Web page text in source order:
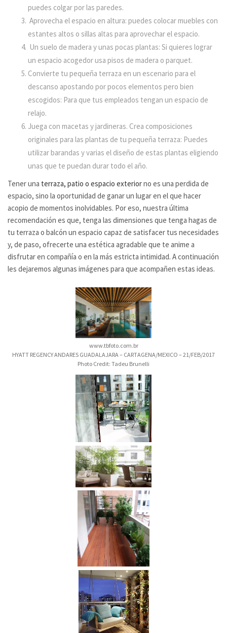
puedes colgar por las paredes.
Aprovecha el espacio en altura: puedes colocar muebles con
estantes altos o sillas altas para aprovechar el espacio.
Un suelo de madera y unas pocas plantas: Si quieres lograr
un espacio acogedor usa pisos de madera o parquet.
Convierte tu pequeña terraza en un escenario para el
descanso apostando por pocos elementos pero bien
escogidos: Para que tus empleados tengan un espacio de
relajo.
Juega con macetas y jardineras. Crea composiciones
originales para las plantas de tu pequeña terraza: Puedes
utilizar barandas y varias el diseño de estas plantas eligiendo
unas que te puedan durar todo el año.
Tener una terraza, patio o espacio exteriorno es una perdida de
espacio, sino la oportunidad de ganar un lugar en el que hacer
acopio de momentos inolvidables. Por eso, nuestra última
recomendación es que, tenga las dimensiones que tenga hagas de
tu terraza o balcón un espacio capaz de satisfacer tus necesidades
y, de paso, ofrecerte una estética agradable que te anime a
disfrutar en compañía o en la más estricta intimidad. A continuación
les dejaremos algunas imágenes para que acompañen estas ideas.
www.tbfoto.com.br
HYATT REGENCY ANDARES GUADALAJARA – CARTAGENA/MEXICO – 21/FEB/2017
Photo Credit: Tadeu Brunelli